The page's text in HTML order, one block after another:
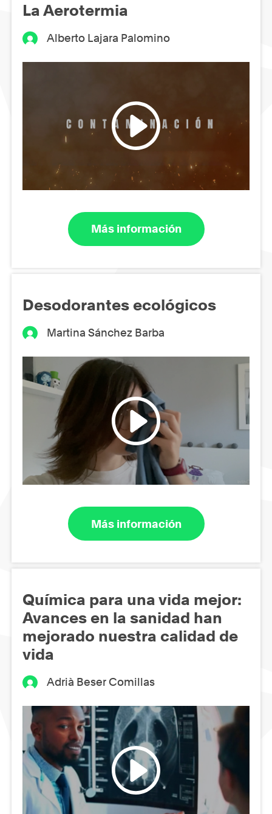
La Aerotermia
Alberto Lajara Palomino
Más información
Desodorantes ecológicos
Martina Sánchez Barba
Más información
Química para una vida mejor:
Avances en la sanidad han
mejorado nuestra calidad de
vida
Adrià Beser Comillas